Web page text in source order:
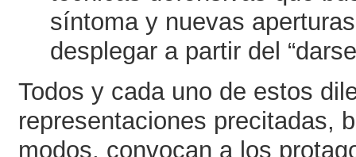
síntoma y nuevas
desplegar a partir del
Todos y cada uno de estos
representaciones precitadas,
modos, convocan a los